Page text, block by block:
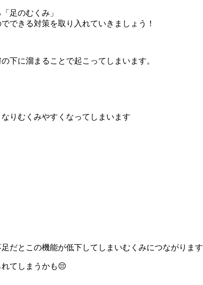
足のむくみ」
できる対策を取り入れていきましょう！
下に溜まることで起こってしまいます。
りむくみやすくなってしまいます
だとこの機能が低下してしまいむくみにつながります
てしまうかも😔